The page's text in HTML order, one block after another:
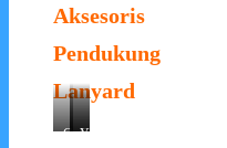
Aksesoris
Pendukung
Lanyard
CardCard
Yoyo